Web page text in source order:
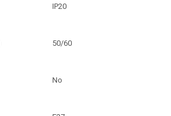
IP20
50/60
No